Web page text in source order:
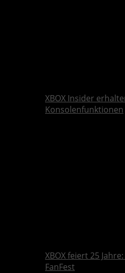
XBOX Insider
Konsolenfunktionen
XBOX feiert 25
FanFest